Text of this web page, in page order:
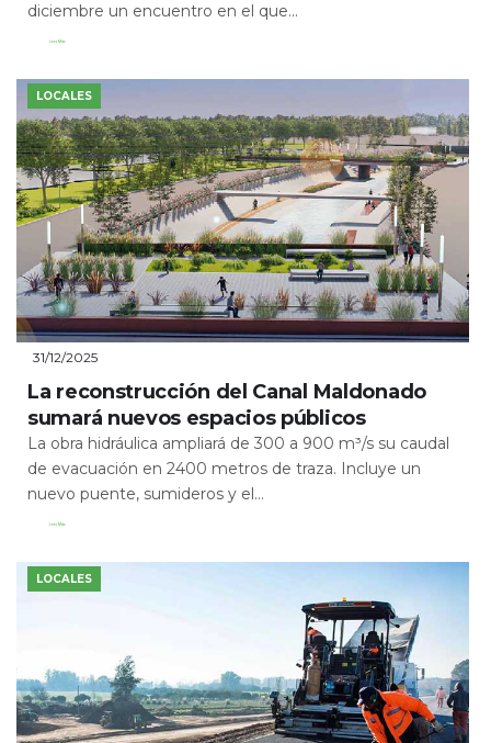
diciembre un encuentro en el que...
Leer Más
LOCALES
31/12/2025
La reconstrucción del Canal Maldonado
sumará nuevos espacios públicos
La obra hidráulica ampliará de 300 a 900 m³/s su caudal
de evacuación en 2400 metros de traza. Incluye un
nuevo puente, sumideros y el...
Leer Más
LOCALES